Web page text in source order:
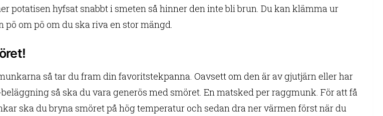
potatisen hyfsat snabbt i smeten så hinner den inte bli brun. Du kan klämma ur
pö om pö om du ska riva en stor mängd.
så tar du fram din favoritstekpanna. Oavsett om den är av gjutjärn eller har
så ska du vara generös med smöret. En matsked per raggmunk. För att få
ska du bryna smöret på hög temperatur och sedan dra ner värmen först när du